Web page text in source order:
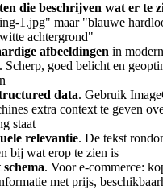
die beschrijven wat er te
1.jpg" maar "blauwe
achtergrond"
afbeeldingen in
Scherp, goed belicht en
data. Gebruik
extra context te geven
staat
relevantie. De tekst
bij wat erop te zien is
. Voor e-commerce:
met prijs,